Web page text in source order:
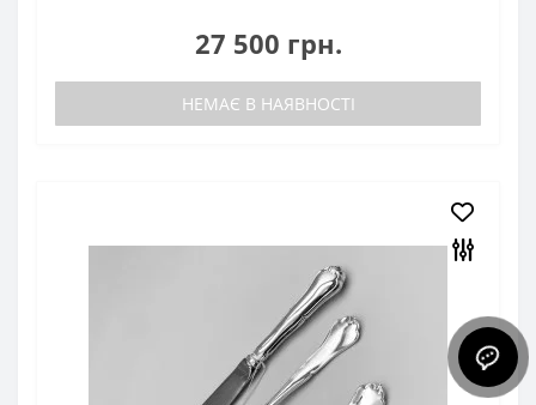
27 500 грн.
НЕМАЄ В НАЯВНОСТІ